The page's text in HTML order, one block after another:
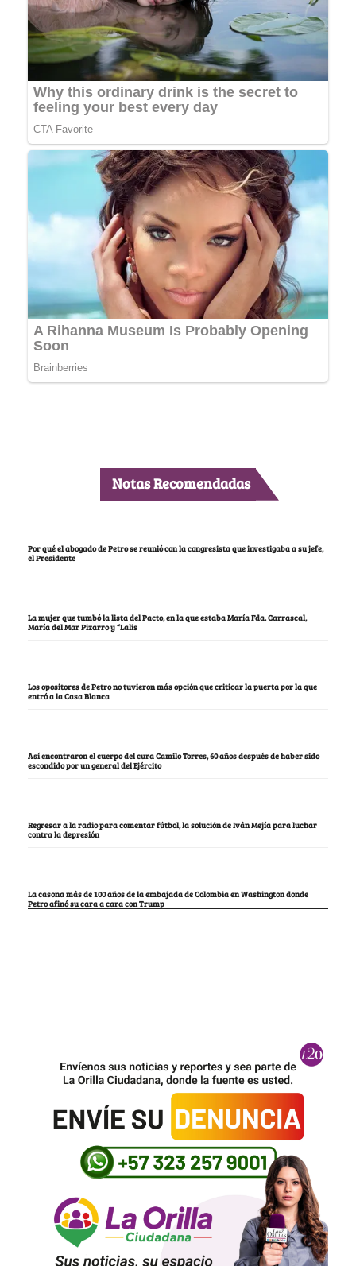
Notas Recomendadas
Por qué el abogado de Petro se reunió con la congresista que investigaba a su jefe,
el Presidente
La mujer que tumbó la lista del Pacto, en la que estaba María Fda. Carrascal,
María del Mar Pizarro y “Lalis
Los opositores de Petro no tuvieron más opción que criticar la puerta por la que
entró a la Casa Blanca
Así encontraron el cuerpo del cura Camilo Torres, 60 años después de haber sido
escondido por un general del Ejército
Regresar a la radio para comentar fútbol, la solución de Iván Mejía para luchar
contra la depresión
La casona más de 100 años de la embajada de Colombia en Washington donde
Petro afinó su cara a cara con Trump